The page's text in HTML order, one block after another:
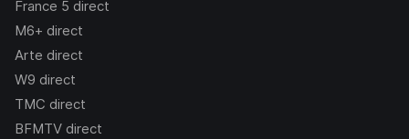
France 5 direct
M6+ direct
Arte direct
W9 direct
TMC direct
BFMTV direct